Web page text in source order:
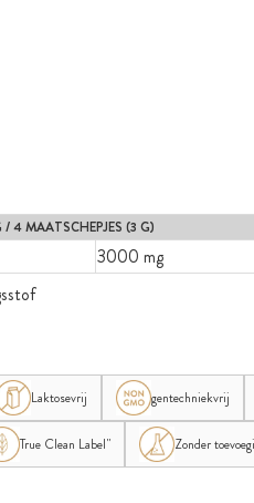
/ 4 MAATSCHEPJES (3 G)
3000 mg
Laktosevrij gentechniekvrij
True Clean Label" Zonder